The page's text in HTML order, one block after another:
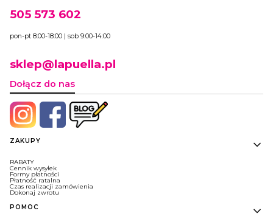
505 573 602
pon-pt 8:00-18:00 | sob 9:00-14:00
sklep@lapuella.pl
Dołącz do nas
Linki w stopce
ZAKUPY
RABATY
Cennik wysyłek
Formy płatności
Płatność ratalna
Czas realizacji zamówienia
Dokonaj zwrotu
POMOC